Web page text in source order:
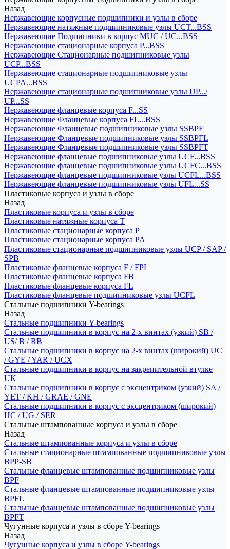
Назад
Нержавеющие корпусные подшипники и узлы в сборе
Нержавеющие натяжные подшипниковые узлы UCT...BSS
Нержавеющие Подшипники в корпус MUC / UC...BSS
Нержавеющие стационарные корпуса P...BSS
Нержавеющие Стационарные подшипниковые узлы
UCP...BSS
Нержавеющие стационарные подшипниковые узлы
UCPA...BSS
Нержавеющие стационарные подшипниковые узлы UP.../
UP...SS
Нержавеющие фланцевые корпуса F...SS
Нержавеющие Фланцевые корпуса FL...BSS
Нержавеющие Фланцевые подшипниковые узлы SSBPF
Нержавеющие Фланцевые подшипниковые узлы SSBPFL
Нержавеющие Фланцевые подшипниковые узлы SSBPFT
Нержавеющие фланцевые подшипниковые узлы UCF...BSS
Нержавеющие фланцевые подшипниковые узлы UCFC...BSS
Нержавеющие фланцевые подшипниковые узлы UCFL...BSS
Нержавеющие фланцевые подшипниковые узлы UFL...SS
Пластиковые корпуса и узлы в сборе
Назад
Пластиковые корпуса и узлы в сборе
Пластиковые натяжные корпуса T
Пластиковые стационарные корпуса P
Пластиковые стационарные корпуса PA
Пластиковые стационарные подшипниковые узлы UCP / SAP /
SPB
Пластиковые фланцевые корпуса F / FPL
Пластиковые фланцевые корпуса FB
Пластиковые фланцевые корпуса FL
Пластиковые фланцевые подшипниковые узлы UCFL
Стальные подшипники Y-bearings
Назад
Стальные подшипники Y-bearings
Стальные подшипники в корпус на 2-х винтах (узкий) SB /
US/ B / RB
Стальные подшипники в корпус на 2-х винтах (широкий) UC
/ GYE / YAR / UCX
Стальные подшипники в корпус на закрепительной втулке
UK
Стальные подшипники в корпус с эксцентриком (узкий) SA /
YET / KH / GRAE / GNE
Стальные подшипники в корпус с эксцентриком (широкий)
HC / UG / SER
Стальные штампованные корпуса и узлы в сборе
Назад
Стальные штампованные корпуса и узлы в сборе
Стальные стационарные штампованные подшипниковые узлы
BPP-SB
Стальные фланцевые штампованные подшипниковые узлы
BPF
Стальные фланцевые штампованные подшипниковые узлы
BPFL
Стальные фланцевые штампованные подшипниковые узлы
BPFT
Чугунные корпуса и узлы в сборе Y-bearings
Назад
Чугунные корпуса и узлы в сборе Y-bearings